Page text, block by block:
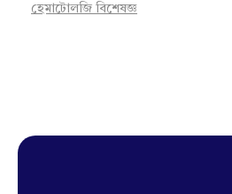
হেমাটোলজি বিশেষজ্ঞ